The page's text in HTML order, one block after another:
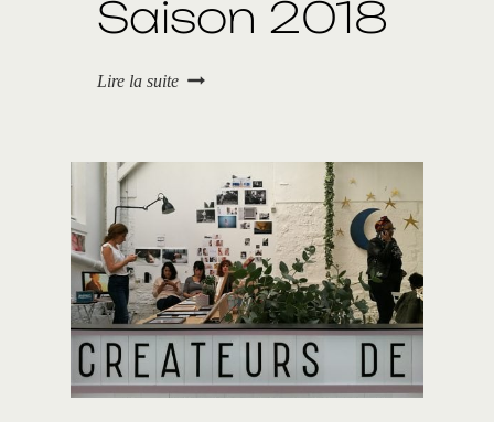
ê
m
d
(
Saison 2018
Lire la suiteM
0
P
h
o
t
o
r
a